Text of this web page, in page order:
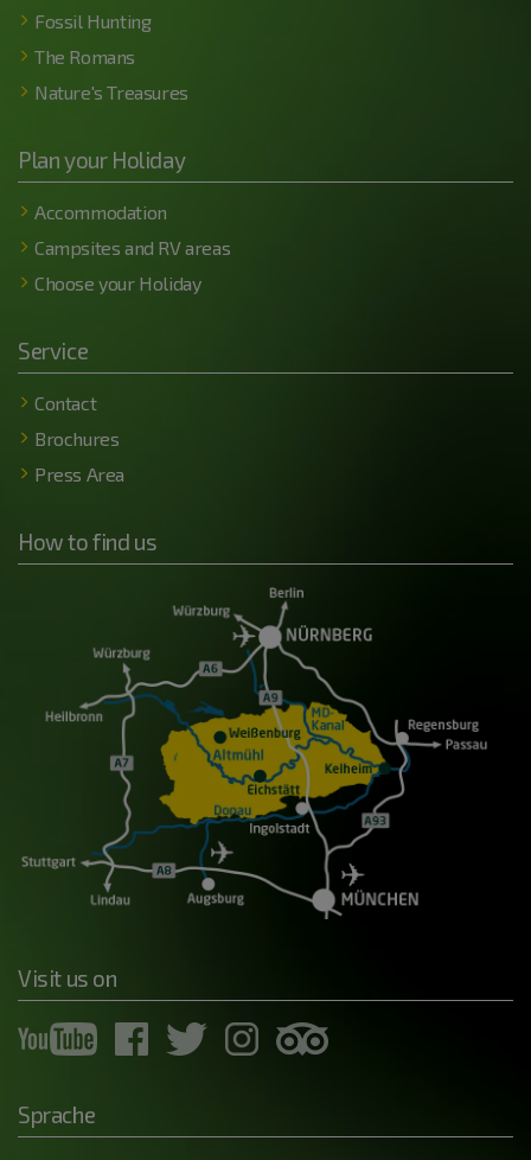
Fossil Hunting
The Romans
Nature's Treasures
Plan your Holiday
Accommodation
Campsites and RV areas
Choose your Holiday
Service
Contact
Brochures
Press Area
How to find us
Visit us on
Sprache